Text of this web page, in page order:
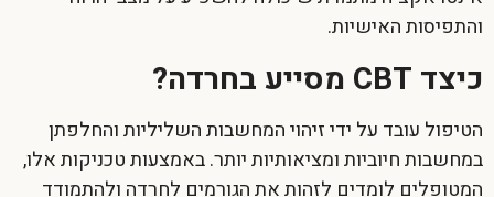
והתפיסות האישיות.
כיצד CBT מסייע בחרדה?
הטיפול עובד על ידי זיהוי המחשבות השליליות והחלפתן
במחשבות חיוביות ומציאותיות יותר. באמצעות טכניקות אלו,
המטופלים לומדים לזהות את הגורמים לחרדה ולהתמודד